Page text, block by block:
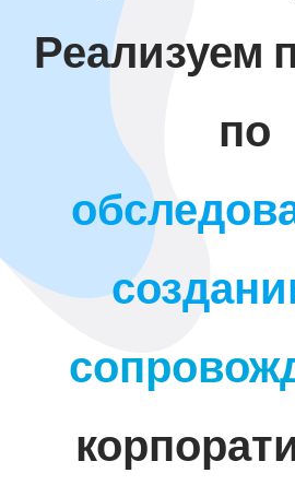
Реализуем
по